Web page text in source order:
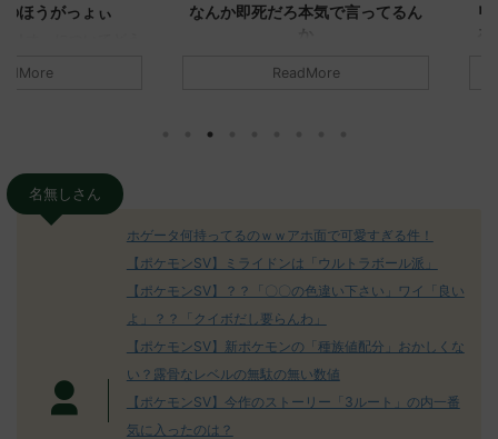
っょぃ
test/re
リージョ
ただダグト
れたウミト
なんか即死だろ本気で言ってるん
う思ってる？ 初めの記事 元のス
ッグヘルムかっこいいから助かる 名
決めた！ (ﾜｯﾁｮｲW b524-NwUu)
2023/06/28(水 ...
ReadMore
リーはバ
るよりビ
たラウドボ
しさん0624
名無しさん
ホゲータ何持ってるのｗｗアホ面で可愛すぎる件！
【ポケモンSV】ミライドンは「ウルトラボール派」
【ポケモンSV】？？「〇〇の色違い下さい」ワイ「良い
よ」？？「クイボだし要らんわ」
【ポケモンSV】新ポケモンの「種族値配分」おかしくな
い？露骨なレベルの無駄の無い数値
【ポケモンSV】今作のストーリー「3ルート」の内一番
気に入ったのは？